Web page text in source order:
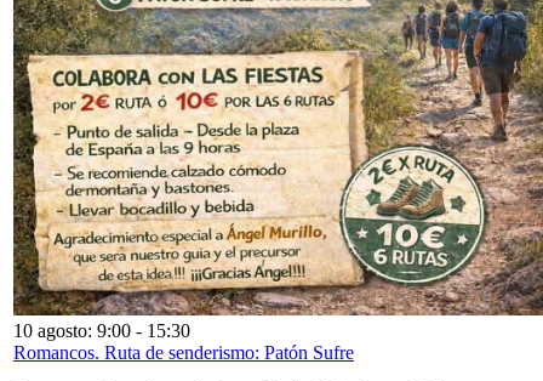
10 agosto: 9:00 - 15:30
Romancos. Ruta de senderismo: Patón Sufre